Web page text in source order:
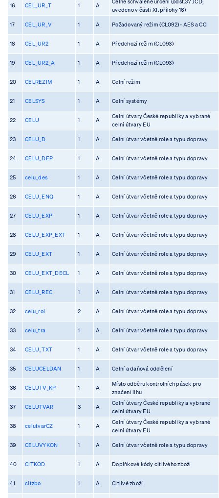
16 CEL_UR_T 1 A
uvedeno v části XI. přílohy 16)
17 CEL_UR_V 1 A Požadovaný režim (CL092) - AES a CCI
18 CEL_UR2 1 A Předchozí režim (CL093)
19 CEL_UR2_A 1 A Předchozí režim (CL093)
20 CELREZIM 1 A Celní režim
21 CELSYS 1 A Celní systémy
22 CELU 1 A
Celní útvary České republiky a vybrané
celní útvary EU
23 CELU_D 1 A Celní útvar včetně role a typu dopravy
24 CELU_DEP 1 A Celní útvar včetně role a typu dopravy
25 celu_des 1 A Celní útvar včetně role a typu dopravy
26 CELU_ENQ 1 A Celní útvar včetně role a typu dopravy
27 CELU_EXP 1 A Celní útvar včetně role a typu dopravy
28 CELU_EXP_EXT 1 A Celní útvar včetně role a typu dopravy
29 CELU_EXT 1 A Celní útvar včetně role a typu dopravy
30 CELU_EXT_DECL 1 A Celní útvar včetně role a typu dopravy
31 CELU_REC 1 A Celní útvar včetně role a typu dopravy
32 celu_rol 2 A Celní útvar včetně role a typu dopravy
33 celu_tra 1 A Celní útvar včetně role a typu dopravy
34 CELU_TXT 1 A Celní útvar včetně role a typu dopravy
35 CELUCELDAN 1 A Celní a daňová oddělení
36 CELUTV_KP 1 A
Místo odběru kontrolních pásek pro
značení lihu
37 CELUTVAR 3 A
Celní útvary České republiky a vybrané
celní útvary EU
38 celutvarCZ 1 A
Celní útvary České republiky a vybrané
celní útvary EU
39 CELUVYKON 1 A Celní útvar včetně role a typu dopravy
40 CITKOD 1 A Doplňkové kódy citlivého zboží
41 citzbo 1 A Citlivé zboží